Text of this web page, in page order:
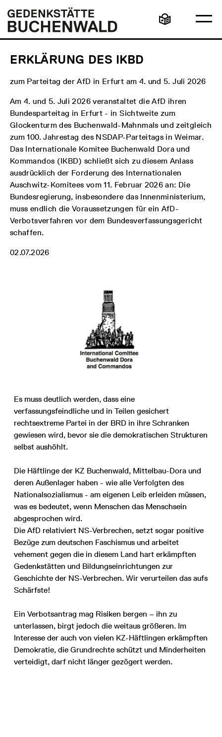
zum
Inhalt
Gedenkstätte
Buchenwald
Leichte
Sprache
ERKLÄRUNG DES IKBD
zum Parteitag der AfD in Erfurt am 4. und 5. Juli 2026
Am 4. und 5. Juli 2026 veranstaltet die AfD ihren
Bundesparteitag in Erfurt - in Sichtweite zum
Glockenturm des Buchenwald-Mahnmals und zeitgleich
zum 100. Jahrestag des NSDAP-Parteitags in Weimar.
Das Internationale Komitee Buchenwald Dora und
Kommandos (IKBD) schließt sich zu diesem Anlass
ausdrücklich der Forderung des Internationalen
Auschwitz-Komitees vom 11. Februar 2026 an: Die
Bundesregierung, insbesondere das Innenministerium,
muss endlich die Voraussetzungen für ein AfD-
Verbotsverfahren vor dem Bundesverfassungsgericht
schaffen.
02.07.2026
Es muss deutlich werden, dass eine
verfassungsfeindliche und in Teilen gesichert
rechtsextreme Partei in der BRD in ihre Schranken
gewiesen wird, bevor sie die demokratischen Strukturen
selbst aushöhlt.
Die Häftlinge der KZ Buchenwald, Mittelbau-Dora und
deren Außenlager haben - wie alle Verfolgten des
Nationalsozialismus - am eigenen Leib erleiden müssen,
was es bedeutet, wenn Menschen das Menschsein
abgesprochen wird.
Die AfD relativiert NS-Verbrechen, setzt sogar positive
Bezüge zum deutschen Faschismus und arbeitet
vehement gegen die in diesem Land hart erkämpften
Gedenkstätten und Bildungseinrichtungen zur
Geschichte der NS-Verbrechen. Wir verurteilen das aufs
Schärfste!
Ein Verbotsantrag mag Risiken bergen – ihn zu
unterlassen, birgt jedoch die weitaus größeren. Im
Interesse der auch von vielen KZ-Häftlingen erkämpften
Demokratie, die Grundrechte schützt und Minderheiten
verteidigt, darf nicht länger gezögert werden.